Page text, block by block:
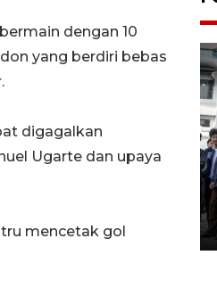
dengan 10
yang berdiri bebas
digagalkan
Ugarte dan upaya
mencetak gol
Yogyakarta
WIB